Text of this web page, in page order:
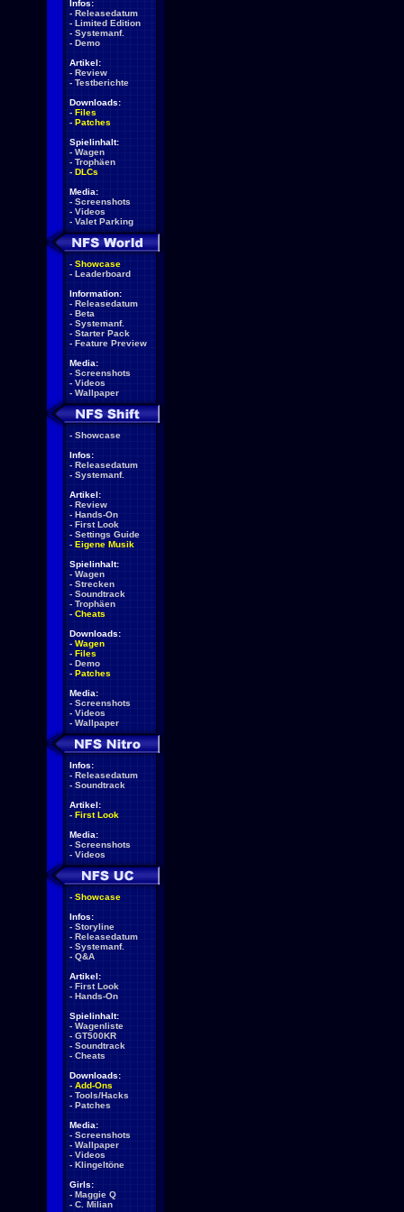
Infos:
- Releasedatum
- Limited Edition
- Systemanf.
- Demo
Artikel:
- Review
- Testberichte
Downloads:
- Files
- Patches
Spielinhalt:
- Wagen
- Trophäen
- DLCs
Media:
- Screenshots
- Videos
- Valet Parking
- Showcase
- Leaderboard
Information:
- Releasedatum
- Beta
- Systemanf.
- Starter Pack
- Feature Preview
Media:
- Screenshots
- Videos
- Wallpaper
- Showcase
Infos:
- Releasedatum
- Systemanf.
Artikel:
- Review
- Hands-On
- First Look
- Settings Guide
- Eigene Musik
Spielinhalt:
- Wagen
- Strecken
- Soundtrack
- Trophäen
- Cheats
Downloads:
- Wagen
- Files
- Demo
- Patches
Media:
- Screenshots
- Videos
- Wallpaper
Infos:
- Releasedatum
- Soundtrack
Artikel:
- First Look
Media:
- Screenshots
- Videos
- Showcase
Infos:
- Storyline
- Releasedatum
- Systemanf.
- Q&A
Artikel:
- First Look
- Hands-On
Spielinhalt:
- Wagenliste
- GT500KR
- Soundtrack
- Cheats
Downloads:
- Add-Ons
- Tools/Hacks
- Patches
Media:
- Screenshots
- Wallpaper
- Videos
- Klingeltöne
Girls:
- Maggie Q
- C. Milian